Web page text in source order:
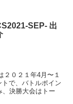
SEP- 出
２０２１年4月〜１
で、バトルポイン
、決勝大会はトー